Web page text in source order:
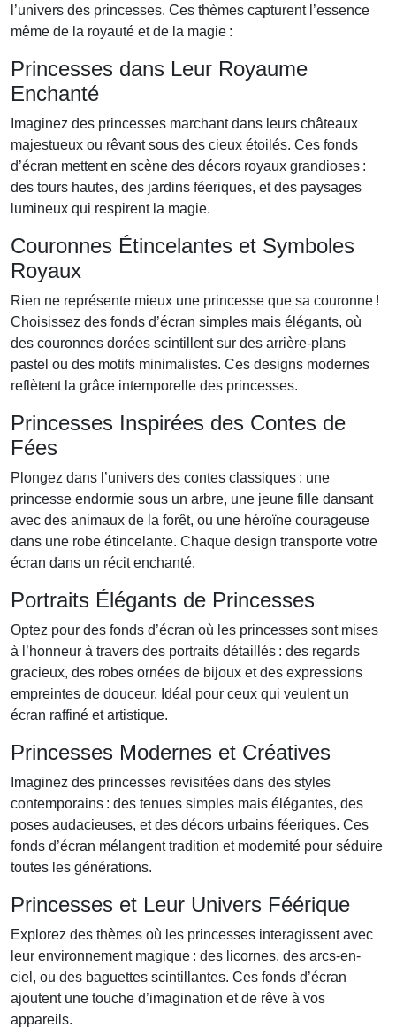
l’univers des princesses. Ces thèmes capturent l’essence
même de la royauté et de la magie :
Princesses dans Leur Royaume
Enchanté
Imaginez des princesses marchant dans leurs châteaux
majestueux ou rêvant sous des cieux étoilés. Ces fonds
d’écran mettent en scène des décors royaux grandioses :
des tours hautes, des jardins féeriques, et des paysages
lumineux qui respirent la magie.
Couronnes Étincelantes et Symboles
Royaux
Rien ne représente mieux une princesse que sa couronne !
Choisissez des fonds d’écran simples mais élégants, où
des couronnes dorées scintillent sur des arrière-plans
pastel ou des motifs minimalistes. Ces designs modernes
reflètent la grâce intemporelle des princesses.
Princesses Inspirées des Contes de
Fées
Plongez dans l’univers des contes classiques : une
princesse endormie sous un arbre, une jeune fille dansant
avec des animaux de la forêt, ou une héroïne courageuse
dans une robe étincelante. Chaque design transporte votre
écran dans un récit enchanté.
Portraits Élégants de Princesses
Optez pour des fonds d’écran où les princesses sont mises
à l’honneur à travers des portraits détaillés : des regards
gracieux, des robes ornées de bijoux et des expressions
empreintes de douceur. Idéal pour ceux qui veulent un
écran raffiné et artistique.
Princesses Modernes et Créatives
Imaginez des princesses revisitées dans des styles
contemporains : des tenues simples mais élégantes, des
poses audacieuses, et des décors urbains féeriques. Ces
fonds d’écran mélangent tradition et modernité pour séduire
toutes les générations.
Princesses et Leur Univers Féérique
Explorez des thèmes où les princesses interagissent avec
leur environnement magique : des licornes, des arcs-en-
ciel, ou des baguettes scintillantes. Ces fonds d’écran
ajoutent une touche d’imagination et de rêve à vos
appareils.